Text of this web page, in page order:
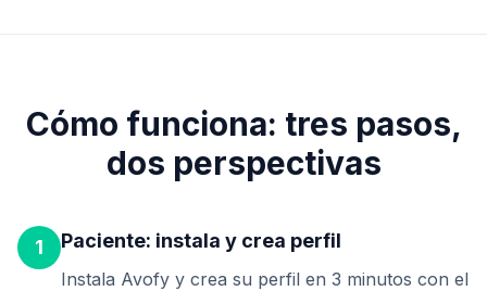
Cómo funciona: tres pasos,
dos perspectivas
1 Paciente: instala y crea perfil
Instala Avofy y crea su perfil en 3 minutos con el